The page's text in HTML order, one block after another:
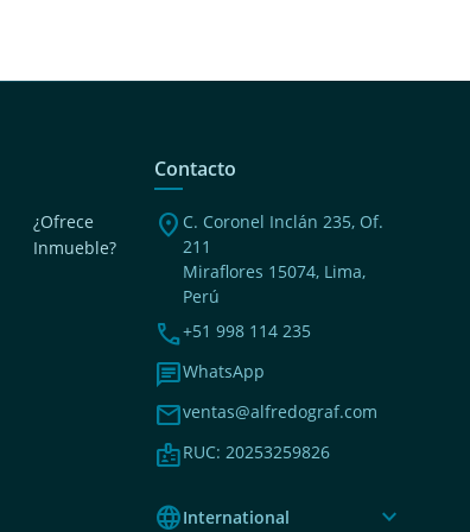
¿Ofrece
Inmueble?
Contacto
location_on C. Coronel Inclán 235, Of.
211
Miraflores 15074, Lima,
Perú
phone+51 998 114 235
chatWhatsApp
mailventas@alfredograf.com
badgeRUC: 20253259826
languageInternational expand_more